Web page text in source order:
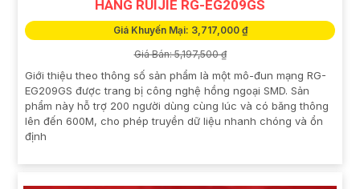
HÃNG RUIJIE RG-EG209GS
Giá Khuyến Mại: 3,717,000 ₫
Giá Bán: 5,197,500 ₫
Giới thiệu theo thông số sản phẩm là một mô-đun mạng RG-
EG209GS được trang bị công nghệ hồng ngoại SMD. Sản
phẩm này hỗ trợ 200 người dùng cùng lúc và có băng thông
lên đến 600M, cho phép truyền dữ liệu nhanh chóng và ổn
định